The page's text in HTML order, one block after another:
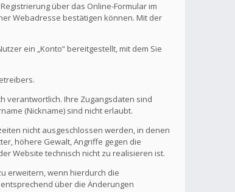
über das Online-Formular im
Webadresse bestätigen können. Mit der
ein „Konto“ bereitgestellt, mit dem Sie
verantwortlich. Ihre Zugangsdaten sind
(Nickname) sind nicht erlaubt.
nicht ausgeschlossen werden, in denen
höhere Gewalt, Angriffe gegen die
Website technisch nicht zu realisieren ist.
erweitern, wenn hierdurch die
über die Änderungen